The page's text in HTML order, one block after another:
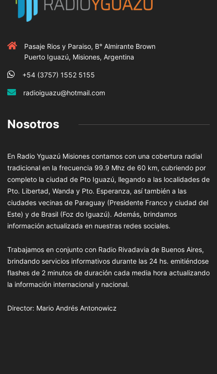
Pasaje Rios y Paraiso, B° Almirante Brown
Puerto Iguazú, Misiones, Argentina
+54 (3757) 1552 5155
radioiguazu@hotmail.com
Nosotros
En Radio Yguazú Misiones contamos con una cobertura radial
tradicional en la frecuencia 99.9 Mhz de 60 km, cubriendo por
completo la ciudad de Pto Iguazú, llegando a las localidades de
Pto. Libertad, Wanda y Pto. Esperanza, así también a las
ciudades vecinas de Paraguay (Presidente Franco y ciudad del
Este) y de Brasil (Foz do Iguazú). Además, brindamos
información actualizada en nuestras redes sociales.
Trabajamos en conjunto con Radio Rivadavia de Buenos Aires,
brindando servicios informativos durante las 24 hs. emitiéndose
flashes de 2 minutos de duración cada media hora actualizando
la información internacional y nacional.
Director: Mario Andrés Antonowicz